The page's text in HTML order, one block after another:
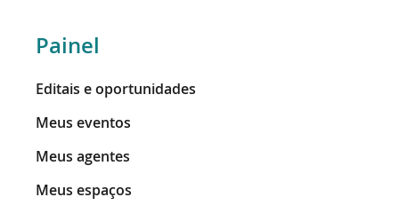
Painel
Editais e oportunidades
Meus eventos
Meus agentes
Meus espaços